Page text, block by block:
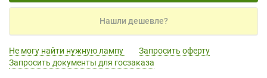
Нашли дешевле?
Не могу найти нужную лампу
Запросить оферту
Запросить документы для госзаказа